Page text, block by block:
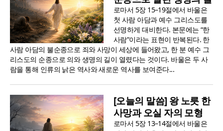
로마서 5장 15–19절에서 바울은
첫 사람 아담과 예수 그리스도를
선명하게 대비한다. 본문에는 “한
사람”이라는 표현이 반복된다. 한
사람 아담의 불순종으로 죄와 사망이 세상에 들어왔고, 한 분 예수 그
리스도의 순종으로 의와 생명의 길이 열렸다는 것이다. 바울은 두 사
람을 통해 인류의 낡은 역사와 새로운 역사를 보여준다...
[오늘의 말씀] 왕 노릇 한
사망과 오실 자의 모형
로마서 5장 13–14절에서 바울은